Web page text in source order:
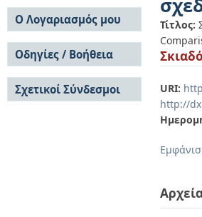
Τίτλος:
URI:
http://
Σε όλο το DSpace
Κοινότητες & Συλλογές
Ανά Ημερομηνία
Έκδοσης
Συγγραφείς
Τίτλοι
Θέματα
Ο Λογαριασμός μου
Σύνδεση
Εγγραφή
Οδηγίες / Βοήθεια
Οδηγίες Υποβολής
Οδηγίες Χρήσης ΙΑ
Συχνές Ερωτήσεις
Σχετικοί Σύνδεσμοι